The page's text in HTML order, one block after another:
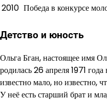
2010 Победа в конкурсе
Детство и юность
Ольга Бган, настоящее имя
родилась 26 апреля 1971
известно мало, но известно,
У неё есть старший брат и